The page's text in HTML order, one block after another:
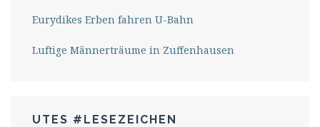
Eurydikes Erben fahren U-Bahn
Luftige Männerträume in Zuffenhausen
UTES #LESEZEICHEN